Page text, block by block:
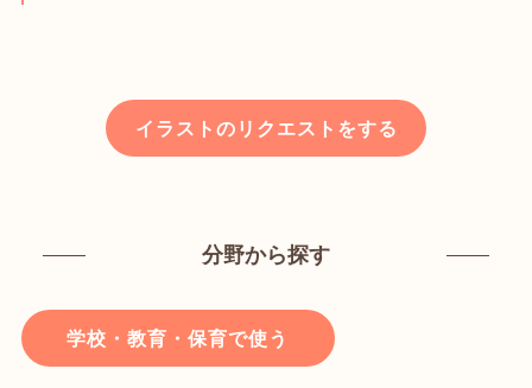
イラストのリクエストをする
分野から探す
学校・教育・保育で使う